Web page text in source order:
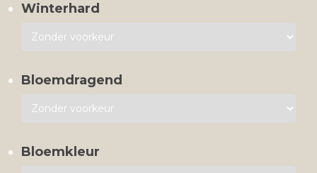
Winterhard
Bloemdragend
Bloemkleur